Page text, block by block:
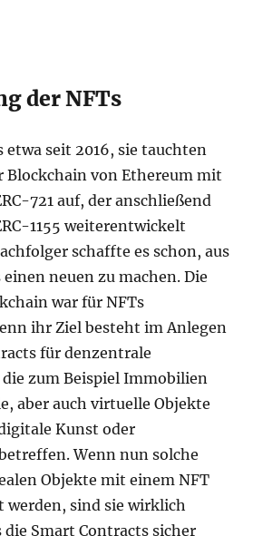
der NFTs
etwa seit 2016, sie tauchten
Blockchain von Ethereum mit
721 auf, der anschließend
1155 weiterentwickelt
schaffte es schon, aus
neuen zu machen. Die
war für NFTs
ihr Ziel besteht im Anlegen
für denzentrale
zum Beispiel Immobilien
aber auch virtuelle Objekte
Kunst oder
Wenn nun solche
Objekte mit einem NFT
werden, sind sie wirklich
Smart Contracts sicher